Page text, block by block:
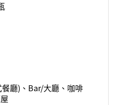
廳)、Bar/大廳、咖啡